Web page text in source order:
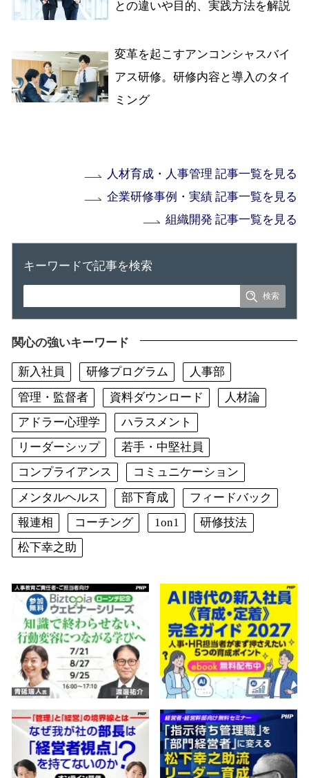
との違いや目的、実践方法を解説
変革を起こすアンコンシャスバイ
アス研修。研修内容と導入のタイ
ミング
人材育成・人事管理 記事一覧を見る
企業研修事例・実績 記事一覧を見る
組織開発 記事一覧を見る
キーワードで記事を検索
関心の強いキーワード
新入社員 研修プログラム
人事部
管理・監督者
資料ダウンロード
人材論
アドラー心理学
ハラスメント
リーダーシップ
若手・中堅社員
コンプライアンス
コミュニケーション
メンタルヘルス
部下育成
フィードバック
報連相
コーチング 1on1
研修技法
松下幸之助